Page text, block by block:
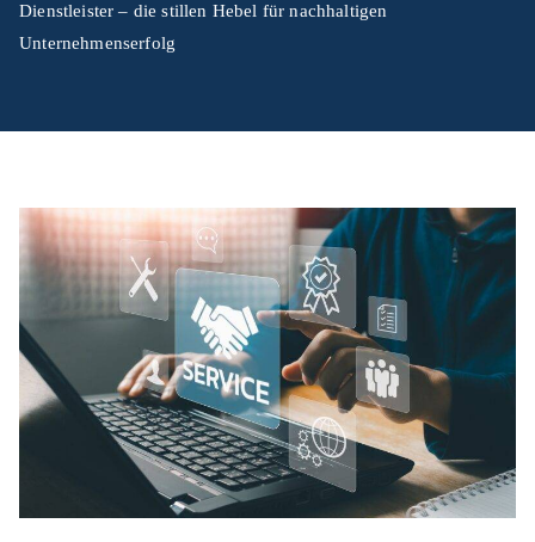
Dienstleister – die stillen Hebel für nachhaltigen
Unternehmenserfolg